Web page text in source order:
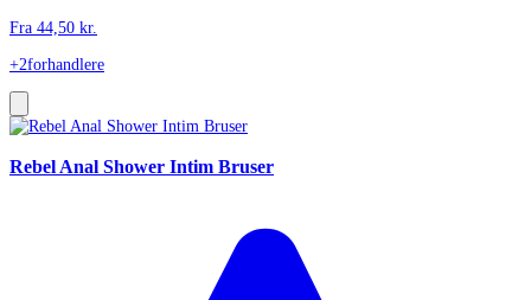
Fra 44,50 kr.
+2forhandlere
Rebel Anal Shower Intim Bruser